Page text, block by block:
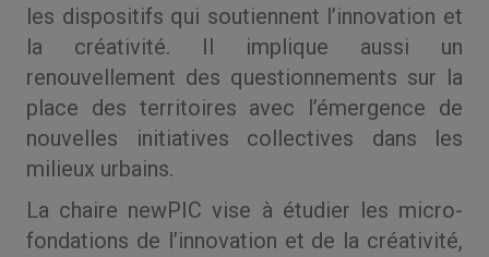
les dispositifs qui soutiennent l’innovation et
la créativité. Il implique aussi un
renouvellement des questionnements sur la
place des territoires avec l’émergence de
nouvelles initiatives collectives dans les
milieux urbains.
La chaire newPIC vise à étudier les micro-
fondations de l’innovation et de la créativité,